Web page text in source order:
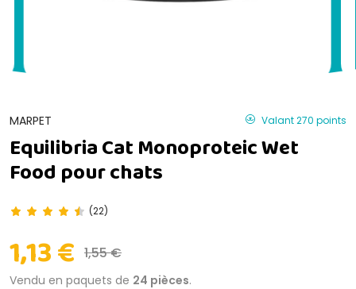
MARPET Valant 270 points
Equilibria Cat Monoproteic Wet
Food pour chats
(22)
1,13 € 1,55 €
Vendu en paquets de 24 pièces.